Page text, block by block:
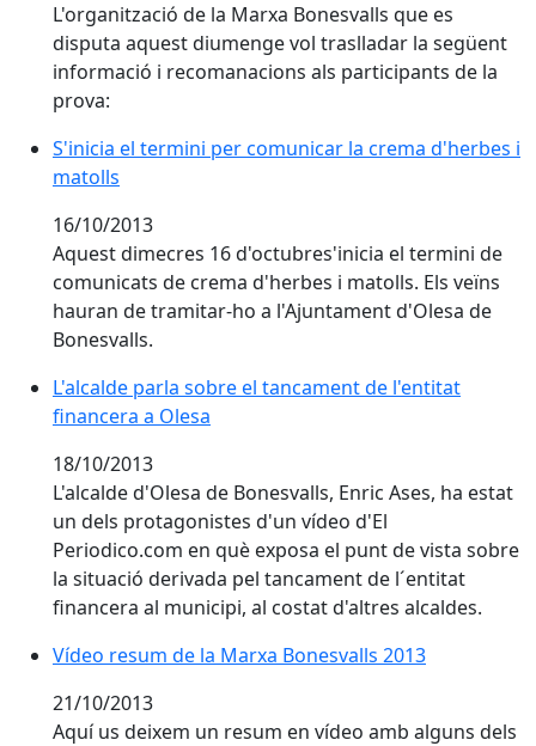
L'organització de la Marxa Bonesvalls que es
disputa aquest diumenge vol traslladar la següent
informació i recomanacions als participants de la
prova:
S'inicia el termini per comunicar la crema d'herbes i
matolls
16/10/2013
Aquest dimecres 16 d'octubres'inicia el termini de
comunicats de crema d'herbes i matolls. Els veïns
hauran de tramitar-ho a l'Ajuntament d'Olesa de
Bonesvalls.
L'alcalde parla sobre el tancament de l'entitat
financera a Olesa
18/10/2013
L'alcalde d'Olesa de Bonesvalls, Enric Ases, ha estat
un dels protagonistes d'un vídeo d'El
Periodico.com en què exposa el punt de vista sobre
la situació derivada pel tancament de l´entitat
financera al municipi, al costat d'altres alcaldes.
Vídeo resum de la Marxa Bonesvalls 2013
21/10/2013
Aquí us deixem un resum en ví­deo amb alguns dels